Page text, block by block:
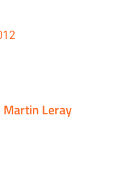
Martin Leray